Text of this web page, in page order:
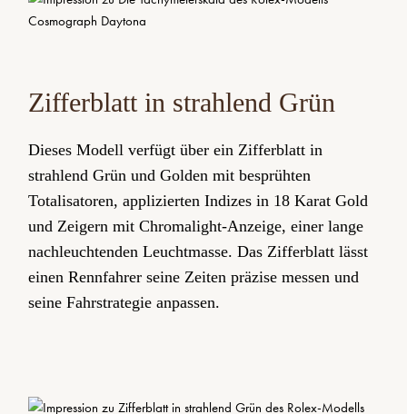
Zifferblatt in strahlend Grün
Dieses Modell verfügt über ein Zifferblatt in
strahlend Grün und Golden mit besprühten
Totalisatoren, applizierten Indizes in 18 Karat Gold
und Zeigern mit Chromalight-Anzeige, einer lange
nachleuchtenden Leuchtmasse. Das Zifferblatt lässt
einen Rennfahrer seine Zeiten präzise messen und
seine Fahrstrategie anpassen.